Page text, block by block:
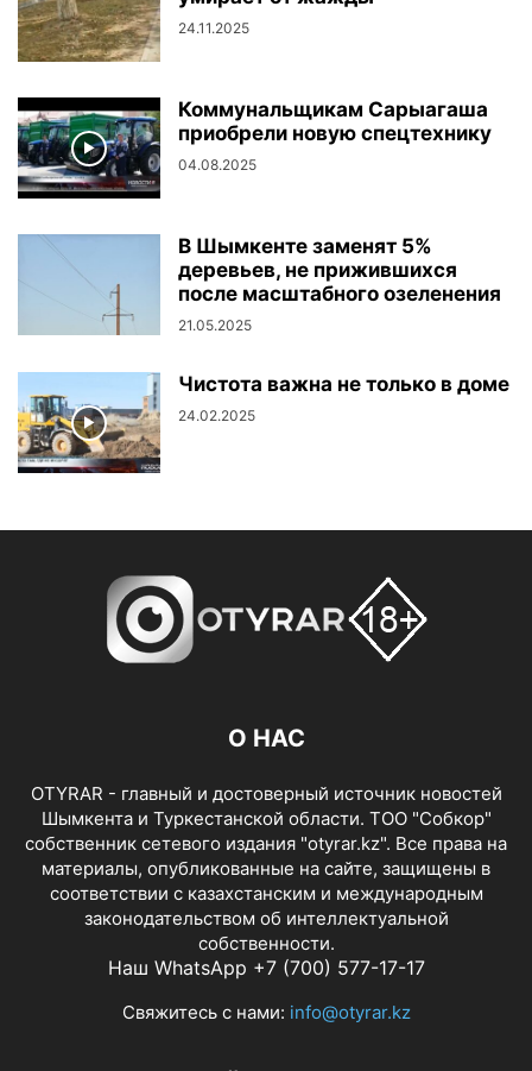
24.11.2025
Коммунальщикам Сарыагаша
приобрели новую спецтехнику
04.08.2025
В Шымкенте заменят 5%
деревьев, не прижившихся
после масштабного озеленения
21.05.2025
Чистота важна не только в доме
24.02.2025
О НАС
OTYRAR - главный и достоверный источник новостей
Шымкента и Туркестанской области. ТОО "Собкор"
собственник сетевого издания "otyrar.kz". Все права на
материалы, опубликованные на сайте, защищены в
соответствии с казахстанским и международным
законодательством об интеллектуальной
собственности.
Наш WhatsApp +7 (700) 577-17-17
Свяжитесь с нами: info@otyrar.kz